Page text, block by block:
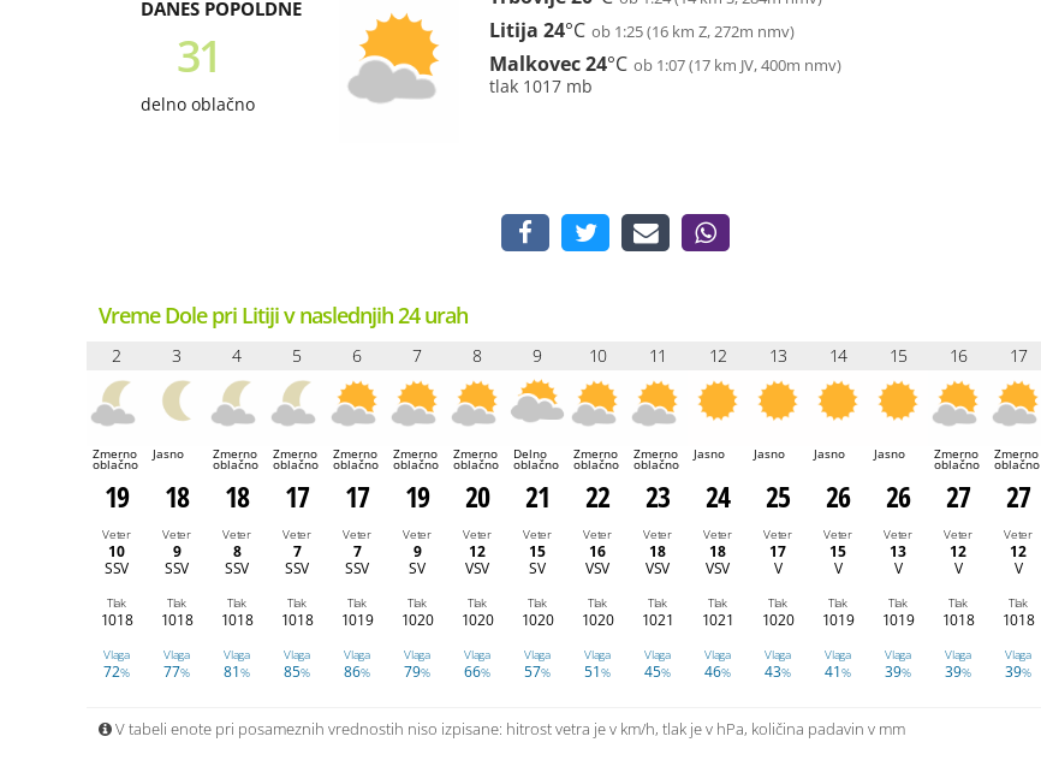
DANES POPOLDNE
31
delno oblačno
Litija 24°C ob 1:25 (16 km Z, 272m nmv)
Malkovec24°C ob 1:07 (17 km JV, 400m nmv)
tlak 1017 mb
Vreme Dole pri Litiji v naslednjih 24 urah
2 3 4 5 6 7 8 9 10 11 12 13 14 15 16 17
Zmerno
oblačno
Jasno Zmerno
oblačno
Zmerno
oblačno
Zmerno
oblačno
Zmerno
oblačno
Zmerno
oblačno
Delno
oblačno
Zmerno
oblačno
Zmerno
oblačno
Jasno Jasno Jasno Jasno Zmerno
oblačno
Zmerno
oblačno
19 18 18 17 17 19 20 21 22 23 24 25 26 26 27 27
Veter
10
SSV
Veter
9
SSV
Veter
8
SSV
Veter
7
SSV
Veter
7
SSV
Veter
9
SV
Veter
12
VSV
Veter
15
SV
Veter
16
VSV
Veter
18
VSV
Veter
18
VSV
Veter
17
V
Veter
15
V
Veter
13
V
Veter
12
V
Veter
12
V
Tlak
1018
Tlak
1018
Tlak
1018
Tlak
1018
Tlak
1019
Tlak
1020
Tlak
1020
Tlak
1020
Tlak
1020
Tlak
1021
Tlak
1021
Tlak
1020
Tlak
1019
Tlak
1019
Tlak
1018
Tlak
1018
Vlaga
72%
Vlaga
77%
Vlaga
81%
Vlaga
85%
Vlaga
86%
Vlaga
79%
Vlaga
66%
Vlaga
57%
Vlaga
51%
Vlaga
45%
Vlaga
46%
Vlaga
43%
Vlaga
41%
Vlaga
39%
Vlaga
39%
Vlaga
39%
V tabeli enote pri posameznih vrednostih niso izpisane: hitrost vetra je v km/h, tlak je v hPa, količina padavin v mm